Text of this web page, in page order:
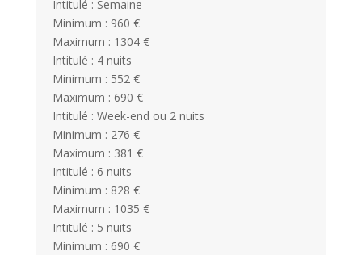
Intitulé : Semaine
Minimum : 960 €
Maximum : 1304 €
Intitulé : 4 nuits
Minimum : 552 €
Maximum : 690 €
Intitulé : Week-end ou 2 nuits
Minimum : 276 €
Maximum : 381 €
Intitulé : 6 nuits
Minimum : 828 €
Maximum : 1035 €
Intitulé : 5 nuits
Minimum : 690 €